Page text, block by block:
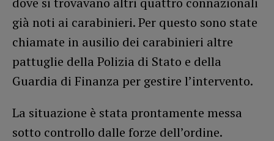
già noti ai carabinieri. Per questo sono state
chiamate in ausilio dei carabinieri altre
pattuglie della Polizia di Stato e della
Guardia di Finanza per gestire l’intervento.
La situazione è stata prontamente messa
sotto controllo dalle forze dell’ordine.